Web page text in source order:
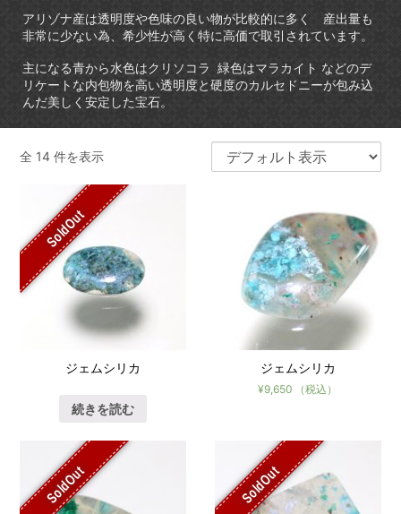
アリゾナ産は透明度や色味の良い物が比較的に多く 産出量も
非常に少ない為、希少性が高く特に高価で取引されています。
主になる青から水色はクリソコラ 緑色はマラカイト などのデ
リケートな内包物を高い透明度と硬度のカルセドニーが包み込
んだ美しく安定した宝石。
全 14 件を表示
ジェムシリカ
SoldOut
続きを読む
ジェムシリカ
¥9,650 （税込）
SoldOut SoldOut